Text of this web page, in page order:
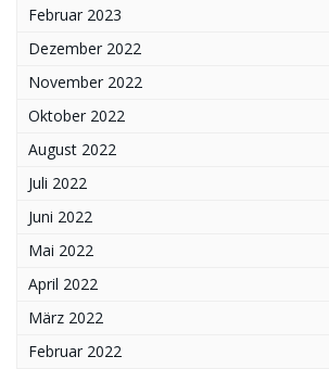
Februar 2023
Dezember 2022
November 2022
Oktober 2022
August 2022
Juli 2022
Juni 2022
Mai 2022
April 2022
März 2022
Februar 2022